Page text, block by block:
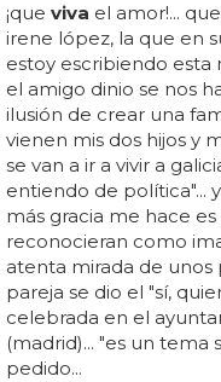
¡que viva el amor!... que
irene lópez, la que en
estoy escribiendo esta
el amigo dinio se nos
ilusión de crear una
vienen mis dos hijos y
se van a ir a vivir a
entiendo de política"...
más gracia me hace
reconocieran como
atenta mirada de unos
pareja se dio el "sí,
celebrada en el
(madrid)... "es un
pedido...